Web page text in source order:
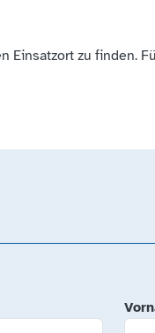
Einsatzort zu finden.